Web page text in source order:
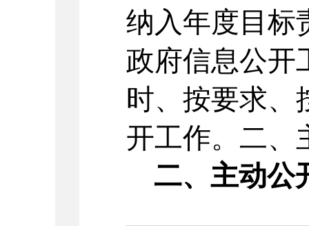
纳入年度目标
政府信息公开
时、按要求、
开工作。二、
二、主动公